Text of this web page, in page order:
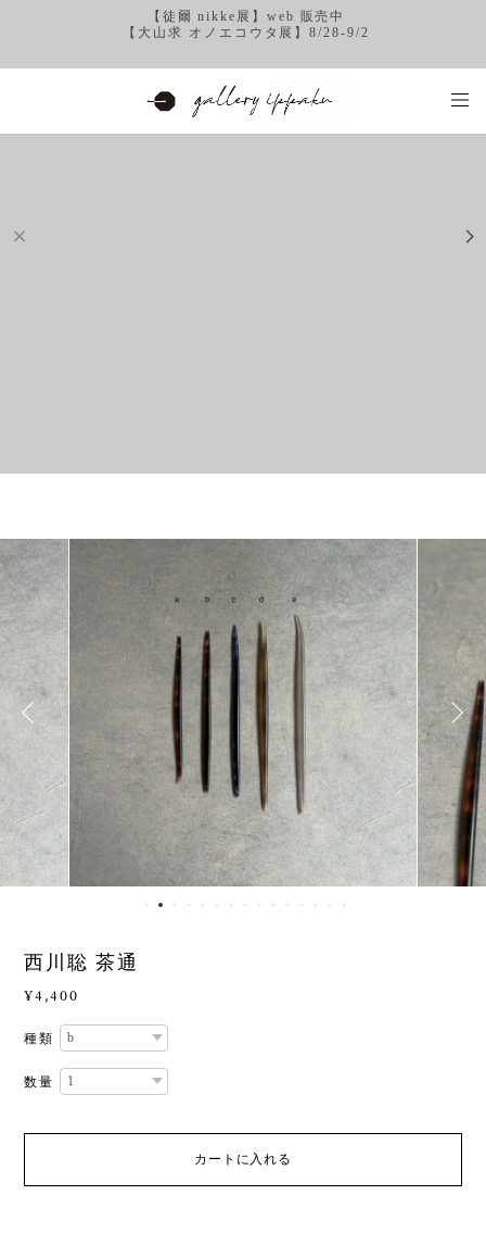
【徒爾 nikke展】web 販売中
【大山求 オノエコウタ展】8/28-9/2
西川聡 茶通
¥4,400
種類
数量
カートに入れる